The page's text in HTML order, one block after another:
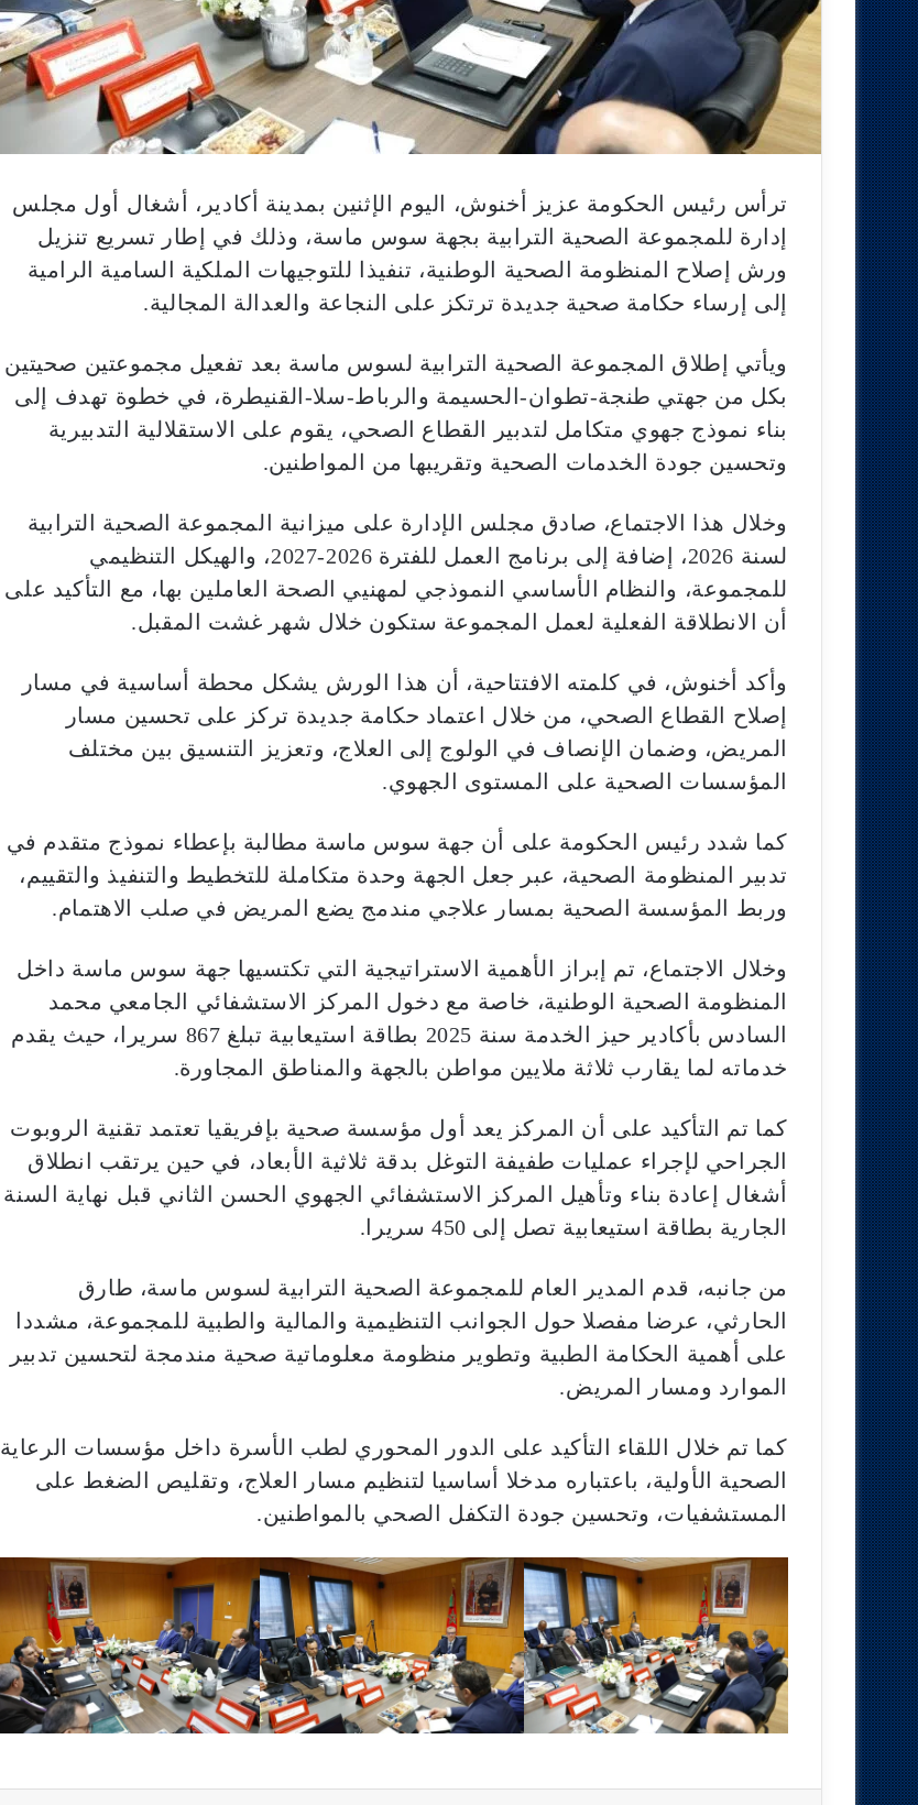
ترأس رئيس الحكومة عزيز أخنوش، اليوم الإثنين بمدينة أكادير، أشغال أول مجلس
إدارة للمجموعة الصحية الترابية بجهة سوس ماسة، وذلك في إطار تسريع تنزيل
ورش إصلاح المنظومة الصحية الوطنية، تنفيذا للتوجيهات الملكية السامية الرامية
إلى إرساء حكامة صحية جديدة ترتكز على النجاعة والعدالة المجالية.
ويأتي إطلاق المجموعة الصحية الترابية لسوس ماسة بعد تفعيل مجموعتين صحيتين
بكل من جهتي طنجة-تطوان-الحسيمة والرباط-سلا-القنيطرة، في خطوة تهدف إلى
بناء نموذج جهوي متكامل لتدبير القطاع الصحي، يقوم على الاستقلالية التدبيرية
وتحسين جودة الخدمات الصحية وتقريبها من المواطنين.
وخلال هذا الاجتماع، صادق مجلس الإدارة على ميزانية المجموعة الصحية الترابية
لسنة 2026، إضافة إلى برنامج العمل للفترة 2026-2027، والهيكل التنظيمي
للمجموعة، والنظام الأساسي النموذجي لمهنيي الصحة العاملين بها، مع التأكيد على
أن الانطلاقة الفعلية لعمل المجموعة ستكون خلال شهر غشت المقبل.
وأكد أخنوش، في كلمته الافتتاحية، أن هذا الورش يشكل محطة أساسية في مسار
إصلاح القطاع الصحي، من خلال اعتماد حكامة جديدة تركز على تحسين مسار
المريض، وضمان الإنصاف في الولوج إلى العلاج، وتعزيز التنسيق بين مختلف
المؤسسات الصحية على المستوى الجهوي.
كما شدد رئيس الحكومة على أن جهة سوس ماسة مطالبة بإعطاء نموذج متقدم في
تدبير المنظومة الصحية، عبر جعل الجهة وحدة متكاملة للتخطيط والتنفيذ والتقييم،
وربط المؤسسة الصحية بمسار علاجي مندمج يضع المريض في صلب الاهتمام.
وخلال الاجتماع، تم إبراز الأهمية الاستراتيجية التي تكتسيها جهة سوس ماسة داخل
المنظومة الصحية الوطنية، خاصة مع دخول المركز الاستشفائي الجامعي محمد
السادس بأكادير حيز الخدمة سنة 2025 بطاقة استيعابية تبلغ 867 سريرا، حيث يقدم
خدماته لما يقارب ثلاثة ملايين مواطن بالجهة والمناطق المجاورة.
كما تم التأكيد على أن المركز يعد أول مؤسسة صحية بإفريقيا تعتمد تقنية الروبوت
الجراحي لإجراء عمليات طفيفة التوغل بدقة ثلاثية الأبعاد، في حين يرتقب انطلاق
أشغال إعادة بناء وتأهيل المركز الاستشفائي الجهوي الحسن الثاني قبل نهاية السنة
الجارية بطاقة استيعابية تصل إلى 450 سريرا.
من جانبه، قدم المدير العام للمجموعة الصحية الترابية لسوس ماسة، طارق
الحارثي، عرضا مفصلا حول الجوانب التنظيمية والمالية والطبية للمجموعة، مشددا
على أهمية الحكامة الطبية وتطوير منظومة معلوماتية صحية مندمجة لتحسين تدبير
الموارد ومسار المريض.
كما تم خلال اللقاء التأكيد على الدور المحوري لطب الأسرة داخل مؤسسات الرعاية
الصحية الأولية، باعتباره مدخلا أساسيا لتنظيم مسار العلاج، وتقليص الضغط على
المستشفيات، وتحسين جودة التكفل الصحي بالمواطنين.